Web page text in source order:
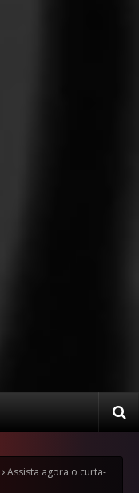
Assista agora o curta-